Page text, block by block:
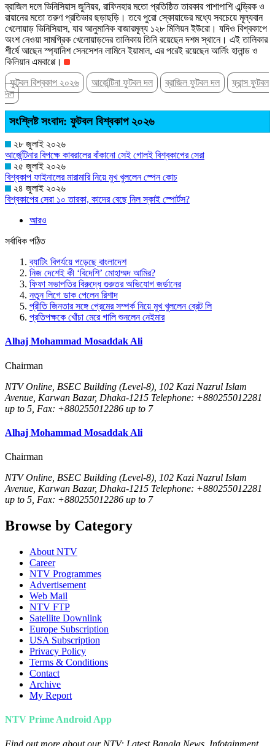
ব্রাজিল দলে ভিনিসিয়াস জুনিয়র, রাফিনহার মতো প্রতিষ্ঠিত তারকার পাশাপাশি এন্ড্রিক ও
রায়ানের মতো তরুণ প্রতিভার ছড়াছড়ি। তবে পুরো স্কোয়াডের মধ্যে সবচেয়ে মূল্যবান
খেলোয়াড় ভিনিসিয়াস, যার আনুমানিক বাজারমূল্য ১২৮ মিলিয়ন ইউরো। যদিও বিশ্বকাপে
অংশ নেওয়া সামগ্রিক খেলোয়াড়দের তালিকায় তিনি রয়েছেন দশম স্থানে। এই তালিকার
শীর্ষে আছেন স্প্যানিশ সেনসেশন লামিনে ইয়ামাল, এর পরেই রয়েছেন আর্লিং হালান্ড ও
কিলিয়ান এমবাপ্পে।
ফুটবল বিশ্বকাপ ২০২৬
আর্জেন্টিনা ফুটবল দল ব্রাজিল ফুটবল দল
ফ্রান্স ফুটবল
দল
সংশ্লিষ্ট সংবাদ: ফুটবল বিশ্বকাপ ২০২৬
২৮ জুলাই ২০২৬
আর্জেন্টিনার বিপক্ষে কাবরালের বাঁকানো সেই গোলই বিশ্বকাপের সেরা
২৫ জুলাই ২০২৬
বিশ্বকাপ ফাইনালের মারামারি নিয়ে মুখ খুললেন স্পেন কোচ
২৪ জুলাই ২০২৬
বিশ্বকাপের সেরা ১০ তারকা, কাদের বেছে নিল স্কাই স্পোর্টস?
আরও
সর্বাধিক পঠিত
ব্যাটিং বিপর্যয়ে পড়েছে বাংলাদেশ
নিজ দেশেই কী ‘বিদেশি’ মোহাম্মদ আমির?
ফিফা সভাপতির বিরুদ্ধে গুরুতর অভিযোগ জর্ডানের
নতুন লিগে ডাক পেলেন রিশাদ
প্রীতি জিনতার সঙ্গে প্রেমের সম্পর্ক নিয়ে মুখ খুললেন ব্রেট লি
প্রতিপক্ষকে খোঁচা মেরে গালি শুনলেন নেইমার
Alhaj Mohammad Mosaddak Ali
Chairman
NTV Online, BSEC Building (Level-8), 102 Kazi Nazrul Islam
Avenue, Karwan Bazar, Dhaka-1215 Telephone: +880255012281
up to 5, Fax: +880255012286 up to 7
Alhaj Mohammad Mosaddak Ali
Chairman
NTV Online, BSEC Building (Level-8), 102 Kazi Nazrul Islam
Avenue, Karwan Bazar, Dhaka-1215 Telephone: +880255012281
up to 5, Fax: +880255012286 up to 7
Browse by Category
About NTV
Career
NTV Programmes
Advertisement
Web Mail
NTV FTP
Satellite Downlink
Europe Subscription
USA Subscription
Privacy Policy
Terms & Conditions
Contact
Archive
My Report
NTV Prime Android App
Find out more about our NTV: Latest Bangla News, Infotainment,